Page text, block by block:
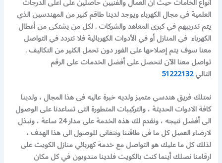
العلمية في مجال الكهرباء ويوجد لدينا طاقم كبير من المهندسين الذي
يتم تدريبهم في كبرى المعاهد والشركات .لكل من يشتكى من أعطال
الكهرباء في المنازل أو في الأدوات الكهربائية فلا تتردد في التواصل
معنا سوف يتم إصلاحها على الفور دون تحمل الكثير من التكاليف .
تواصل معنا الآن لتحصل على أفضل الخدمات على الرقم
التالي51222132
نمتلك فريق هندسي متميز ولديه خبرة عاليه فى هذا المجال ، ولدينا
كافة الادوات الحديثة ، والتركيبات المتطورة التى تساعدنا على الوصول
الى أفضل نتيجه ، ونقدم لك هذه الخدمة على مدار 24 ساعة ، ونبذل
لارضاء العميل كل ما فى طاقتنا ونتفانى للوصول الى هذا الهدف ،
لذلك كل ما عليك هو التواصل مع خدمة كهربائي منازل الكويت على
ارقامنا نصلك أينما كنت بالكويت فلدينا مندوبون في كل مكان